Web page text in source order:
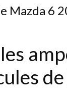
Mazda 6